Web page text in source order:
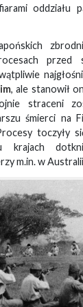
oddziału
przed
, ale stanowił
straceni
śmierci na
toczyły
m.in. w